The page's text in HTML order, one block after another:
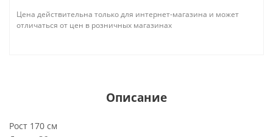
Цена действительна только для интернет-магазина и может
отличаться от цен в розничных магазинах
Описание
Рост 170 см